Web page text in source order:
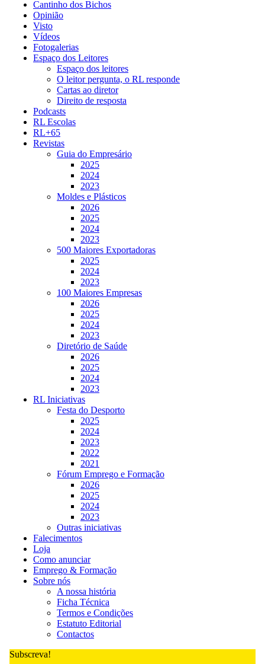
Cantinho dos Bichos
Opinião
Visto
Vídeos
Fotogalerias
Espaço dos Leitores
Espaço dos leitores
O leitor pergunta, o RL responde
Cartas ao diretor
Direito de resposta
Podcasts
RL Escolas
RL+65
Revistas
Guia do Empresário
2025
2024
2023
Moldes e Plásticos
2026
2025
2024
2023
500 Maiores Exportadoras
2025
2024
2023
100 Maiores Empresas
2026
2025
2024
2023
Diretório de Saúde
2026
2025
2024
2023
RL Iniciativas
Festa do Desporto
2025
2024
2023
2022
2021
Fórum Emprego e Formação
2026
2025
2024
2023
Outras iniciativas
Falecimentos
Loja
Como anunciar
Emprego & Formação
Sobre nós
A nossa história
Ficha Técnica
Termos e Condições
Estatuto Editorial
Contactos
Subscreva!